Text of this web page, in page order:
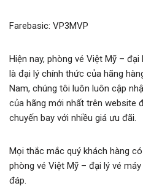
Farebasic: VP3MVP
Hiện nay, phòng vé Việt Mỹ –
là đại lý chính thức của hãng
Nam, chúng tôi luôn luôn cập
của hãng mới nhất trên website
chuyến bay với nhiều giá ưu đãi.
Mọi thắc mắc quý khách hàng
phòng vé Việt Mỹ – đại lý vé
đáp.